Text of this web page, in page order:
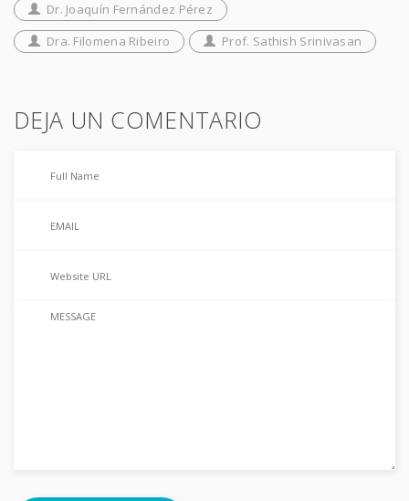
Dr. Joaquín Fernández Pérez
Dra. Filomena Ribeiro
Prof. Sathish Srinivasan
DEJA UN COMENTARIO